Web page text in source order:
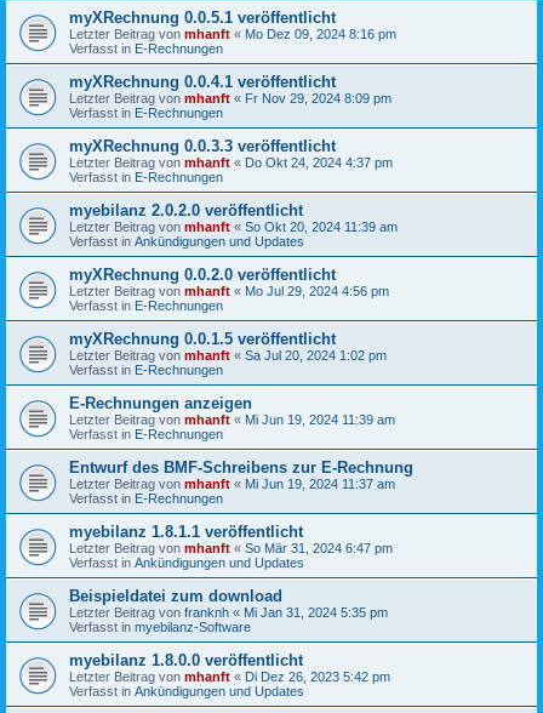
myXRechnung 0.0.5.1 veröffentlicht
Letzter Beitrag von mhanft « Mo Dez 09, 2024 8:16 pm
Verfasst in E-Rechnungen
myXRechnung 0.0.4.1 veröffentlicht
Letzter Beitrag von mhanft « Fr Nov 29, 2024 8:09 pm
Verfasst in E-Rechnungen
myXRechnung 0.0.3.3 veröffentlicht
Letzter Beitrag von mhanft « Do Okt 24, 2024 4:37 pm
Verfasst in E-Rechnungen
myebilanz 2.0.2.0 veröffentlicht
Letzter Beitrag von mhanft « So Okt 20, 2024 11:39 am
Verfasst in Ankündigungen und Updates
myXRechnung 0.0.2.0 veröffentlicht
Letzter Beitrag von mhanft « Mo Jul 29, 2024 4:56 pm
Verfasst in E-Rechnungen
myXRechnung 0.0.1.5 veröffentlicht
Letzter Beitrag von mhanft « Sa Jul 20, 2024 1:02 pm
Verfasst in E-Rechnungen
E-Rechnungen anzeigen
Letzter Beitrag von mhanft « Mi Jun 19, 2024 11:39 am
Verfasst in E-Rechnungen
Entwurf des BMF-Schreibens zur E-Rechnung
Letzter Beitrag von mhanft « Mi Jun 19, 2024 11:37 am
Verfasst in E-Rechnungen
myebilanz 1.8.1.1 veröffentlicht
Letzter Beitrag von mhanft « So Mär 31, 2024 6:47 pm
Verfasst in Ankündigungen und Updates
Beispieldatei zum download
Letzter Beitrag von franknh « Mi Jan 31, 2024 5:35 pm
Verfasst in myebilanz-Software
myebilanz 1.8.0.0 veröffentlicht
Letzter Beitrag von mhanft « Di Dez 26, 2023 5:42 pm
Verfasst in Ankündigungen und Updates